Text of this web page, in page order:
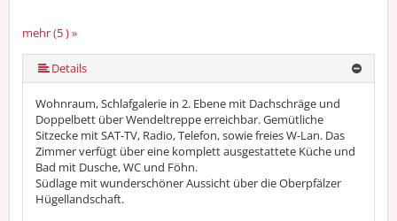
mehr (5 ) »
mehr (5 ) »
Details
Wohnraum, Schlafgalerie in 2. Ebene mit Dachschräge und
Doppelbett über Wendeltreppe erreichbar. Gemütliche
Sitzecke mit SAT-TV, Radio, Telefon, sowie freies W-Lan. Das
Zimmer verfügt über eine komplett ausgestattete Küche und
Bad mit Dusche, WC und Föhn.
Südlage mit wunderschöner Aussicht über die Oberpfälzer
Hügellandschaft.